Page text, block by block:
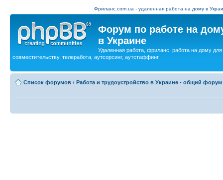
Фриланс.com.ua - удаленная работа на дому в
Форум по работе на
в Украине
Удаленная работа, фриланс, работа на дому
совместительству, телеработа, аутсорсинг, аутстаффинг
Список форумов ‹ Работа и трудоустройство в Украине - общий форум